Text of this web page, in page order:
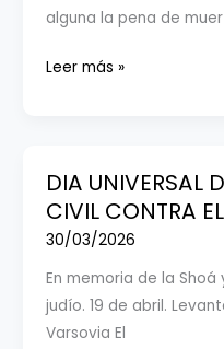
alguna la pena de
Israel,
muerte
y
el
rasero
internacional
Leer más »
DIA UNIVERSAL
CIVIL CONTRA
30/03/2026
En memoria de la
judío. 19 de abril.
Varsovia El